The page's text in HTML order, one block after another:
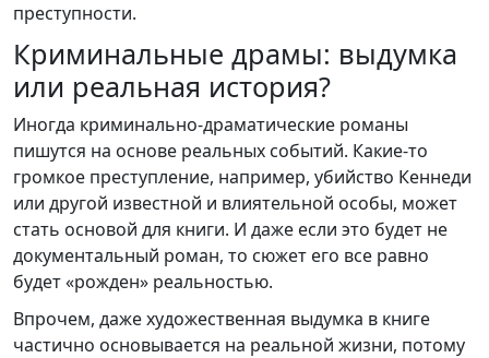
преступности.
Криминальные драмы: выдумка
или реальная история?
Иногда криминально-драматические романы
пишутся на основе реальных событий. Какие-то
громкое преступление, например, убийство Кеннеди
или другой известной и влиятельной особы, может
стать основой для книги. И даже если это будет не
документальный роман, то сюжет его все равно
будет «рожден» реальностью.
Впрочем, даже художественная выдумка в книге
частично основывается на реальной жизни, потому